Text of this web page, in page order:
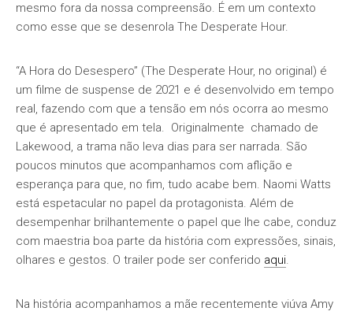
mesmo fora da nossa compreensão. É em um contexto
como esse que se desenrola The Desperate Hour.
“A Hora do Desespero” (The Desperate Hour, no original) é
um filme de suspense de 2021 e é desenvolvido em tempo
real, fazendo com que a tensão em nós ocorra ao mesmo
que é apresentado em tela. Originalmente chamado de
Lakewood, a trama não leva dias para ser narrada. São
poucos minutos que acompanhamos com aflição e
esperança para que, no fim, tudo acabe bem. Naomi Watts
está espetacular no papel da protagonista. Além de
desempenhar brilhantemente o papel que lhe cabe, conduz
com maestria boa parte da história com expressões, sinais,
olhares e gestos. O trailer pode ser conferido aqui.
Na história acompanhamos a mãe recentemente viúva Amy